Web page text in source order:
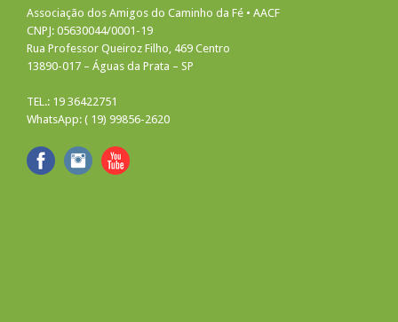
Associação dos Amigos do Caminho da Fé • AACF
CNPJ: 05630044/0001-19
Rua Professor Queiroz Filho, 469 Centro
13890-017 – Águas da Prata – SP
TEL.: 19 36422751
WhatsApp: ( 19) 99856-2620